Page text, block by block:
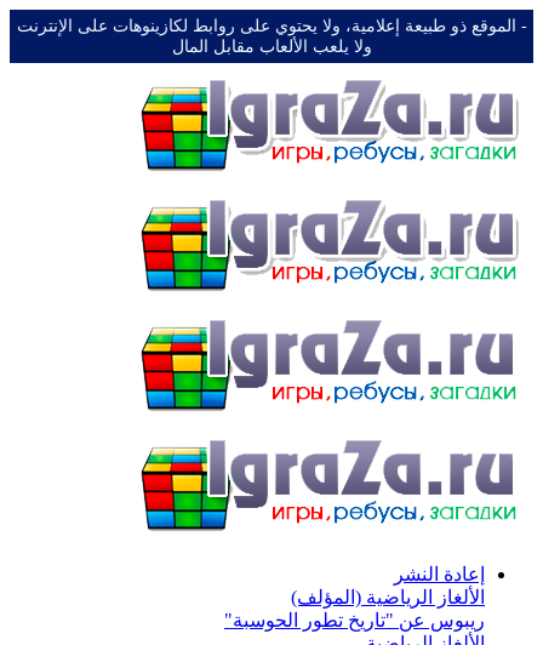
-️ الموقع ذو طبيعة إعلامية، ولا يحتوي على روابط لكازينوهات على الإنترنت
ولا يلعب الألعاب مقابل المال
إعادة النشر
الألغاز الرياضية (المؤلف)
ريبوس عن "تاريخ تطور الحوسبة"